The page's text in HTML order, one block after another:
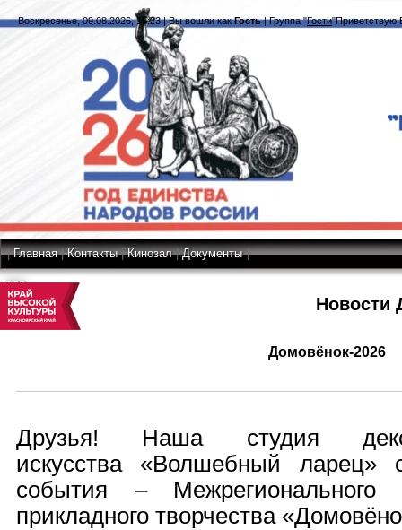
Воскресенье, 09.08.2026, 15:23|Вы вошли как Гость|Группа"Гости"Приветствую
|Главная|Контакты|Кинозал|Документы
|RSS
Новости
Домовёнок-2026
Друзья! Наша студия
искусства «Волшебный ларец»
события – Межрегионального
прикладного творчества